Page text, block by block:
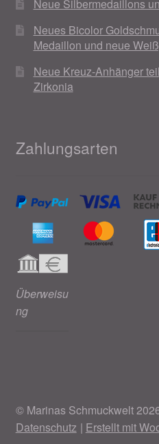
Neue Silbermedaillons
Neues Bicolor
Medaillon und neue
Neue Kreuz-Anhänger
Zirkonia
Zahlungsarten
Überweisu
ng
© Marinas Schmuckwelt
Datenschutz
Erstellt mit